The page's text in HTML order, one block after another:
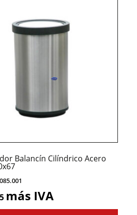
Balancín Cilíndrico Acero
más IVA